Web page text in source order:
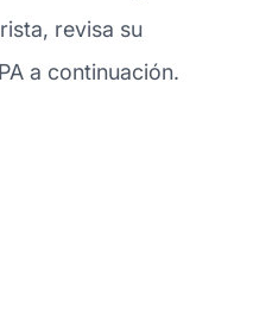
revisa su
a continuación.